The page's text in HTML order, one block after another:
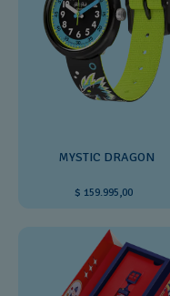
MYSTIC DRAGON
$ 159.995,00